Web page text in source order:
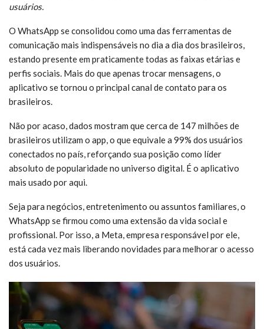
usuários.
O WhatsApp se consolidou como uma das ferramentas de
comunicação mais indispensáveis no dia a dia dos brasileiros,
estando presente em praticamente todas as faixas etárias e
perfis sociais. Mais do que apenas trocar mensagens, o
aplicativo se tornou o principal canal de contato para os
brasileiros.
Não por acaso, dados mostram que cerca de 147 milhões de
brasileiros utilizam o app, o que equivale a 99% dos usuários
conectados no país, reforçando sua posição como líder
absoluto de popularidade no universo digital. É o aplicativo
mais usado por aqui.
Seja para negócios, entretenimento ou assuntos familiares, o
WhatsApp se firmou como uma extensão da vida social e
profissional. Por isso, a Meta, empresa responsável por ele,
está cada vez mais liberando novidades para melhorar o acesso
dos usuários.